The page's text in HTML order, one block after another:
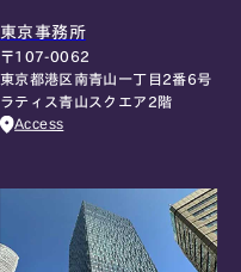
東京事務所
〒107-0062
東京都港区南青山一丁目2番6号
ラティス青山スクエア2階
Access